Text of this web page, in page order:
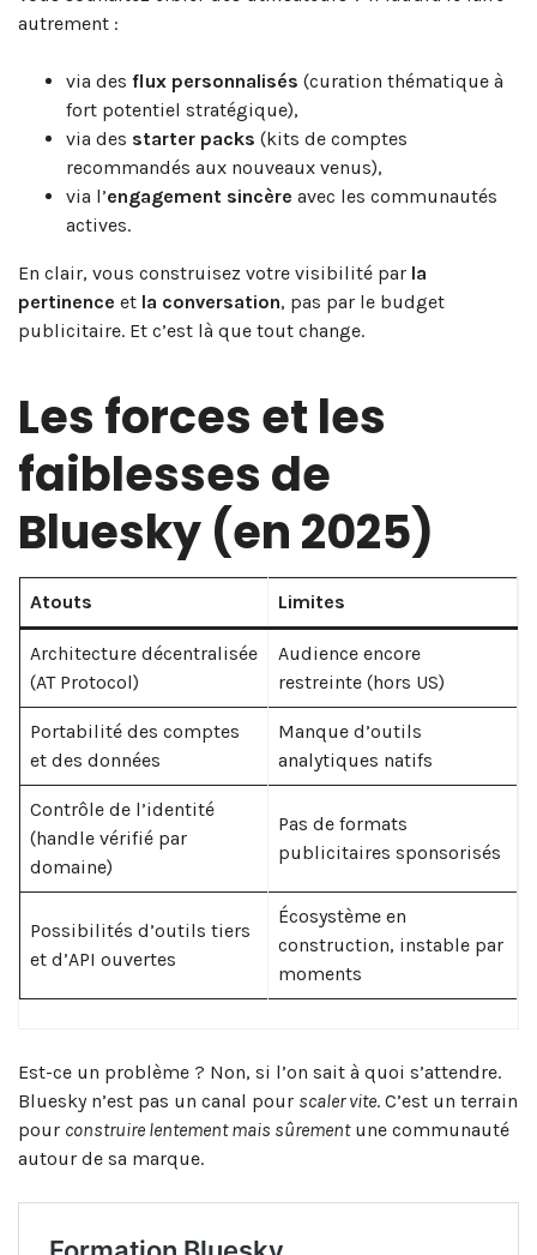
autrement :
via des flux personnalisés (curation thématique à
fort potentiel stratégique),
via des starter packs (kits de comptes
recommandés aux nouveaux venus),
via l’engagement sincère avec les communautés
actives.
En clair, vous construisez votre visibilité par la
pertinence et la conversation, pas par le budget
publicitaire. Et c’est là que tout change.
Les forces et les
faiblesses de
Bluesky (en 2025)
Atouts Limites
Architecture décentralisée
(AT Protocol)
Audience encore
restreinte (hors US)
Portabilité des comptes
et des données
Manque d’outils
analytiques natifs
Contrôle de l’identité
(handle vérifié par
domaine)
Pas de formats
publicitaires sponsorisés
Possibilités d’outils tiers
et d’API ouvertes
Écosystème en
construction, instable par
moments
Est-ce un problème ? Non, si l’on sait à quoi s’attendre.
Bluesky n’est pas un canal pour scaler vite. C’est un terrain
pour construire lentement mais sûrementune communauté
autour de sa marque.